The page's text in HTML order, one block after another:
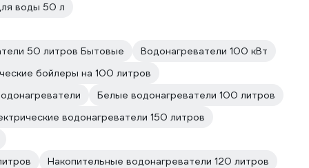
воды 50 л
50 литров Бытовые
Водонагреватели 100 кВт
бойлеры на 100 литров
Белые водонагреватели 100 литров
водонагреватели 150 литров
Накопительные водонагреватели 120 литров